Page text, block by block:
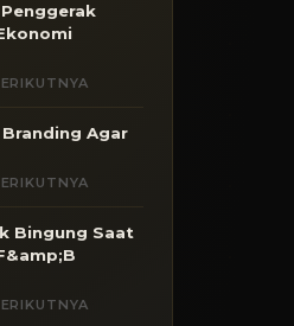
Branding Agar
Bingung Saat